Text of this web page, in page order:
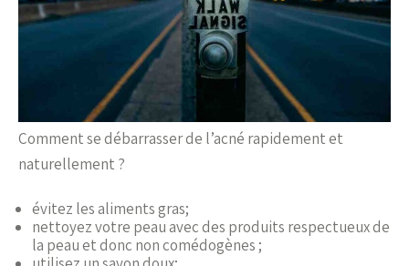
Comment se débarrasser de l’acné rapidement et
naturellement ?
évitez les aliments gras;
nettoyez votre peau avec des produits respectueux de
la peau et donc non comédogènes ;